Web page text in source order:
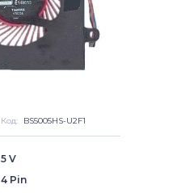
Код: BS5005HS-U2F1
5 V
4 Pin